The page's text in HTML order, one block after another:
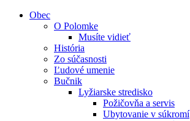
Obec
O Polomke
Musíte vidieť
História
Zo súčasnosti
Ľudové umenie
Bučnik
Lyžiarske stredisko
Požičovňa a servis
Ubytovanie v súkromí